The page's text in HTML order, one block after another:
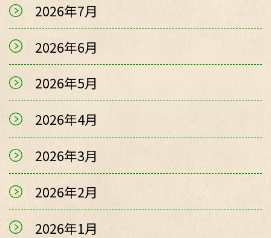
2026年7月
2026年6月
2026年5月
2026年4月
2026年3月
2026年2月
2026年1月